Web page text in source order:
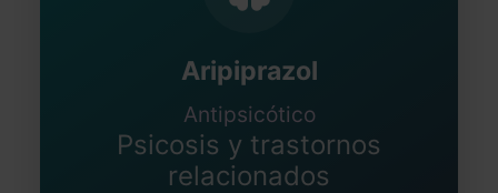
Aripiprazol
Antipsicótico
Psicosis y trastornos
relacionados